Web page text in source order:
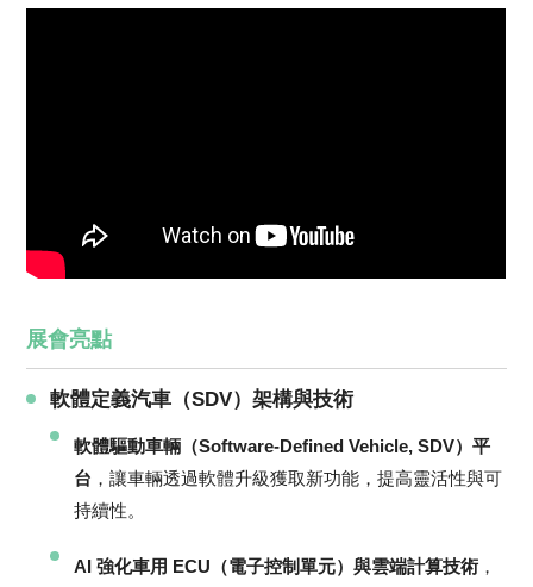
展會亮點
軟體定義汽車（SDV）架構與技術
軟體驅動車輛（Software-Defined Vehicle, SDV）平
台 ，讓車輛透過軟體升級獲取新功能，提高靈活性與可
持續性。
AI 強化車用 ECU（電子控制單元）與雲端計算技術 ，